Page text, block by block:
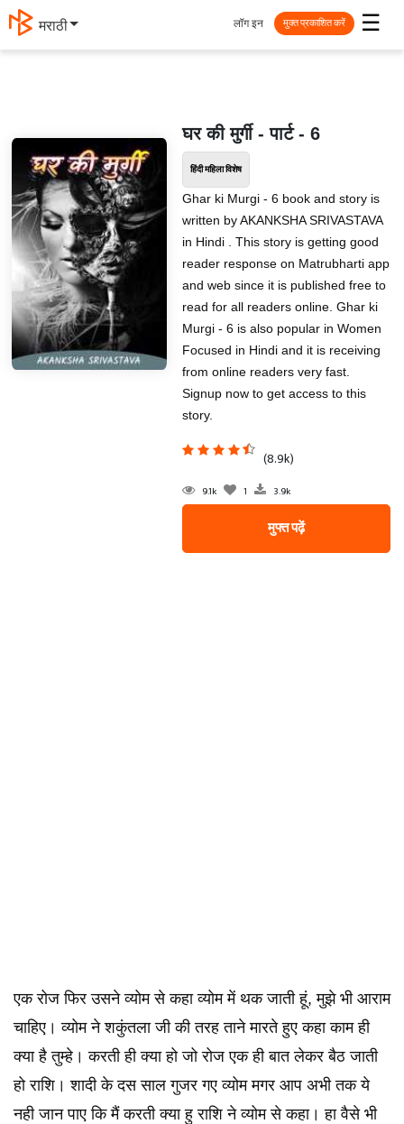
मराठी ☰
लॉग इन मुक्त प्रकाशित करें
घर की मुर्गी - पार्ट - 6
हिंदी महिला विशेष
Ghar ki Murgi - 6 book and story is
written by AKANKSHA SRIVASTAVA
in Hindi . This story is getting good
reader response on Matrubharti app
and web since it is published free to
read for all readers online. Ghar ki
Murgi - 6 is also popular in Women
Focused in Hindi and it is receiving
from online readers very fast.
Signup now to get access to this
story.
(8.9k)
9.1k 1 3.9k
मुफ्त पढ़ें
एक रोज फिर उसने व्योम से कहा व्योम में थक जाती हूं, मुझे भी आराम
चाहिए। व्योम ने शकुंतला जी की तरह ताने मारते हुए कहा काम ही
क्या है तुम्हे। करती ही क्या हो जो रोज एक ही बात लेकर बैठ जाती
हो राशि। शादी के दस साल गुजर गए व्योम मगर आप अभी तक ये
नही जान पाए कि मैं करती क्या हु राशि ने व्योम से कहा। हा वैसे भी